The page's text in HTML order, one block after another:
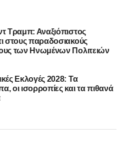
στην Κύπρο.
του ΑΚΕΛ
και η
Τραμπ: Αναξιόπιστος
στους παραδοσιακούς
των Ηνωμένων Πολιτειών
Εκλογές 2028: Τα
οι ισορροπίες και τα πιθανά